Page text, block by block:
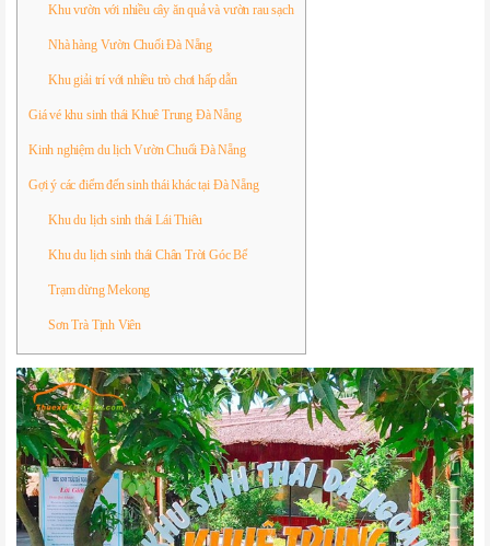
Khu vườn với nhiều cây ăn quả và vườn rau sạch
Nhà hàng Vườn Chuối Đà Nẵng
Khu giải trí với nhiều trò chơi hấp dẫn
Giá vé khu sinh thái Khuê Trung Đà Nẵng
Kinh nghiệm du lịch Vườn Chuối Đà Nẵng
Gợi ý các điểm đến sinh thái khác tại Đà Nẵng
Khu du lịch sinh thái Lái Thiêu
Khu du lịch sinh thái Chân Trời Góc Bể
Trạm dừng Mekong
Sơn Trà Tịnh Viên